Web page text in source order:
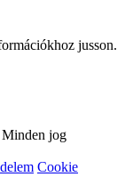
jusson.
jog
Cookie